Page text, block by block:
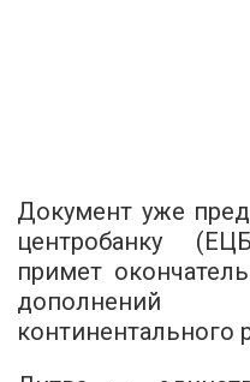
Документ уже
центробанку
примет
дополнений
континентального